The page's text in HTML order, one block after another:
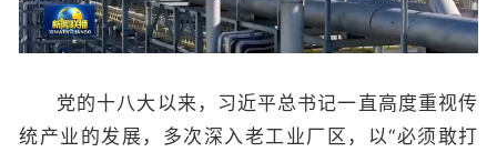
党的十八大以来，习近平总书记一直高度重视传
统产业的发展，多次深入老工业厂区，以“必须敢打